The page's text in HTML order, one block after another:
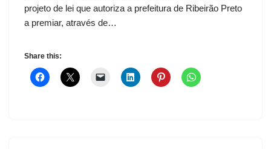
projeto de lei que autoriza a prefeitura de Ribeirão Preto
a premiar, através de…
Share this: